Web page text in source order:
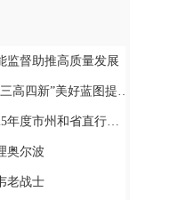
监督助推高质量发展
”美好蓝图提供坚实法治保障
（工）委书记抓基层党建工作述职评议会议
奥尔波
老战士